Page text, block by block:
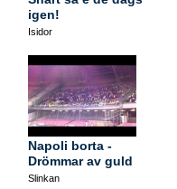
igen!
Isidor
Napoli borta -
Drömmar av guld
Slinkan